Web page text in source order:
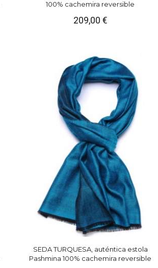
100% cachemira reversible
209,00 €
SEDA TURQUESA, auténtica estola
Pashmina 100% cachemira reversible